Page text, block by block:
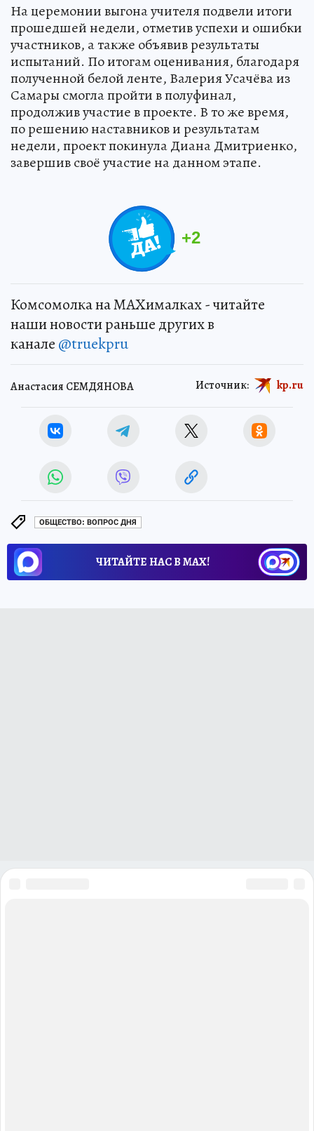
На церемонии выгона учителя подвели итоги
прошедшей недели, отметив успехи и ошибки
участников, а также объявив результаты
испытаний. По итогам оценивания, благодаря
полученной белой ленте, Валерия Усачёва из
Самары смогла пройти в полуфинал,
продолжив участие в проекте. В то же время,
по решению наставников и результатам
недели, проект покинула Диана Дмитриенко,
завершив своё участие на данном этапе.
+2
Комсомолка на MAXималках - читайте
наши новости раньше других в
канале @truekpru
Анастасия СЕМДЯНОВА Источник: kp.ru
ОБЩЕСТВО: ВОПРОС ДНЯ
ЧИТАЙТЕ НАС В МАХ!